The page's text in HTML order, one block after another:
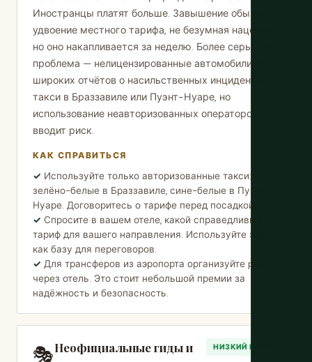
Иностранцы платят больше. Завышение обычно
удвоение местного тарифа, не безумная наценка,
но оно накапливается за неделю. Более серьёзная
проблема — нелицензированные автомобили. Нет
широких отчётов о насильственных инцидентах с
такси в Браззавиле или Пуэнт-Нуаре, но
использование неавторизованных операторов
вводит риск.
КАК СПРАВИТЬСЯ
Используйте только авторизованные такси:
зелёно-белые в Браззавиле, сине-белые в Пуэнт-
Нуаре. Договоритесь о тарифе перед посадкой.
Спросите в вашем отеле, какой справедливый
тариф для вашего направления. Используйте это
как базу для переговоров.
Для трансферов из аэропорта организуйте pickup
через отель. Это стоит небольшой премии за
надёжность и безопасность.
🎭Неофициальные гиды и
НИЗКИЙ РИСК